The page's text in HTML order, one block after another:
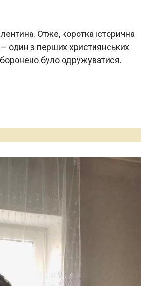
Отже, коротка історична
– один з перших християнських
було одружуватися.